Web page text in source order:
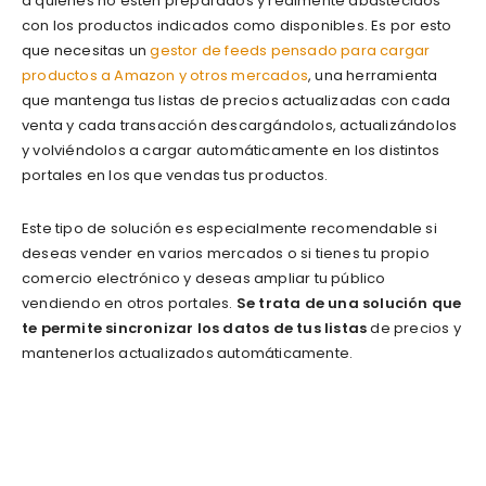
con los productos indicados como disponibles. Es por esto
que necesitas ungestor de feeds pensado para cargar
productos a Amazon y otros mercados, una herramienta
que mantenga tus listas de precios actualizadas con cada
venta y cada transacción descargándolos, actualizándolos
y volviéndolos a cargar automáticamente en los distintos
portales en los que vendas tus productos.
Este tipo de solución es especialmente recomendable si
deseas vender en varios mercados o si tienes tu propio
comercio electrónico y deseas ampliar tu público
vendiendo en otros portales. Se trata de una solución que
te permite sincronizar los datos de tus listasde precios y
mantenerlos actualizados automáticamente.